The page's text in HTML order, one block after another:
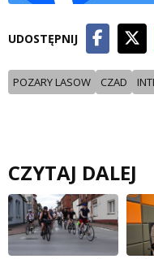
UDOSTĘPNIJ
POZARY LASOW CZAD
CZYTAJ DALEJ